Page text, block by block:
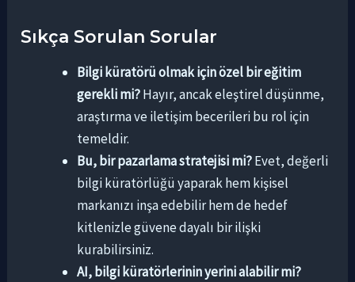
Sıkça Sorulan Sorular
Bilgi küratörü olmak için özel bir eğitim
gerekli mi?Hayır, ancak eleştirel düşünme,
araştırma ve iletişim becerileri bu rol için
temeldir.
Bu, bir pazarlama stratejisi mi?Evet, değerli
bilgi küratörlüğü yaparak hem kişisel
markanızı inşa edebilir hem de hedef
kitlenizle güvene dayalı bir ilişki
kurabilirsiniz.
AI, bilgi küratörlerinin yerini alabilir mi?